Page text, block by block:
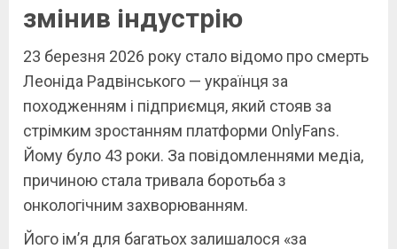
змінив індустрію
23 березня 2026 року стало відомо про смерть
Леоніда Радвінського — українця за
походженням і підприємця, який стояв за
стрімким зростанням платформи OnlyFans.
Йому було 43 роки. За повідомленнями медіа,
причиною стала тривала боротьба з
онкологічним захворюванням.
Його ім’я для багатьох залишалося «за